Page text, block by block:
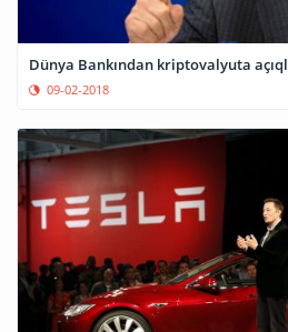
Dünya Bankından kriptovalyuta
09-02-2018